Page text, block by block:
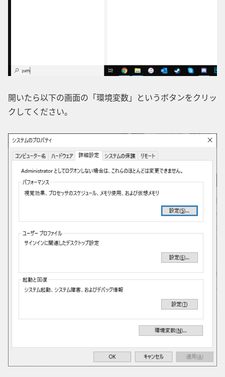
開いたら以下の画面の「環境変数」というボタンをクリッ
クしてください。